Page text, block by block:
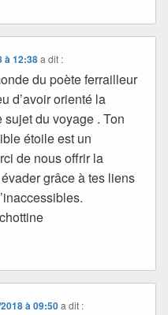
à 12:38 a dit :
du poète ferrailleur
d’avoir orienté la
du voyage . Ton
étoile est un
de nous offrir la
grâce à tes liens
à 09:50 a dit :